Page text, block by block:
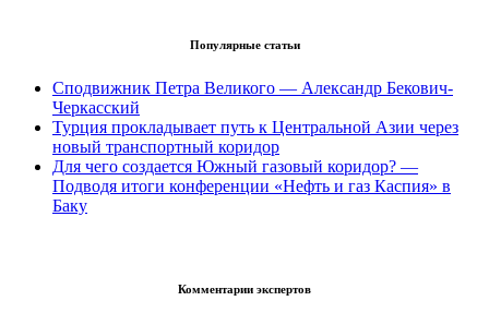
Популярные статьи
Сподвижник Петра Великого — Александр Бекович-
Черкасский
Турция прокладывает путь к Центральной Азии через
новый транспортный коридор
Для чего создается Южный газовый коридор? —
Подводя итоги конференции «Нефть и газ Каспия» в
Баку
Комментарии экспертов